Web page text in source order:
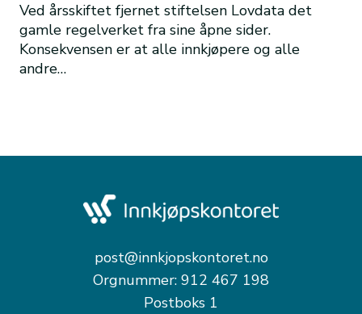
Ved årsskiftet fjernet stiftelsen Lovdata det
gamle regelverket fra sine åpne sider.
Konsekvensen er at alle innkjøpere og alle
andre…
post@innkjopskontoret.no
Orgnummer: 912 467 198
Postboks 1